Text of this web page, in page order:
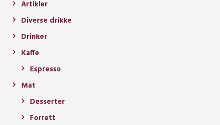
Artikler
Diverse drikke
Drinker
Kaffe
Espresso
Mat
Desserter
Forrett